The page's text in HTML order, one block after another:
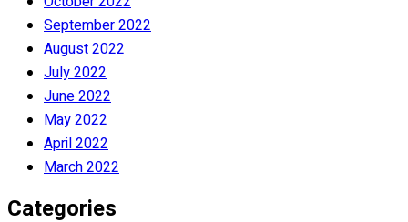
September 2022
August 2022
July 2022
June 2022
May 2022
April 2022
March 2022
Categories